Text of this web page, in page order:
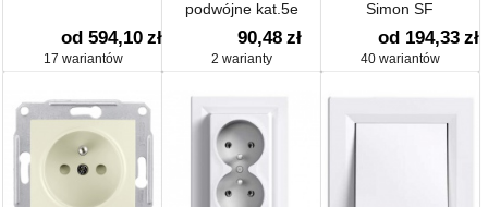
od 594,10 zł
17 wariantów
podwójne kat.5e
90,48 zł
2 warianty
Simon SF
od 194,33 zł
40 wariantów